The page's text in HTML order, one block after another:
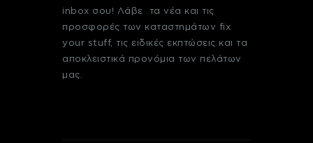
inbox σου! Λάβε τα νέα και τις
προσφορές των καταστημάτων fix
your stuff, τις ειδικές εκπτώσεις και τα
αποκλειστικά προνόμια των πελάτων
μας.